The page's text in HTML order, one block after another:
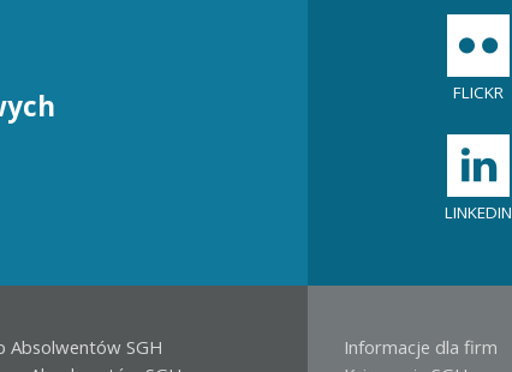
FLICKR
LINKEDIN
Absolwentów SGH
Informacje dla firm